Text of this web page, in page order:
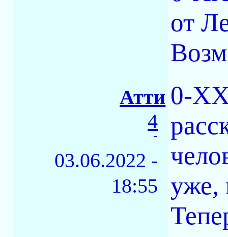
от
Атти
4
-
03.06.2022 -
18:55
0-
уже,